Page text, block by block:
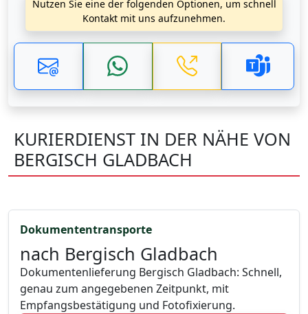
Nutzen Sie eine der folgenden Optionen, um schnell
Kontakt mit uns aufzunehmen.
KURIERDIENST IN DER NÄHE VON
BERGISCH GLADBACH
Dokumententransporte
nach Bergisch Gladbach
Dokumentenlieferung Bergisch Gladbach: Schnell,
genau zum angegebenen Zeitpunkt, mit
Empfangsbestätigung und Fotofixierung.